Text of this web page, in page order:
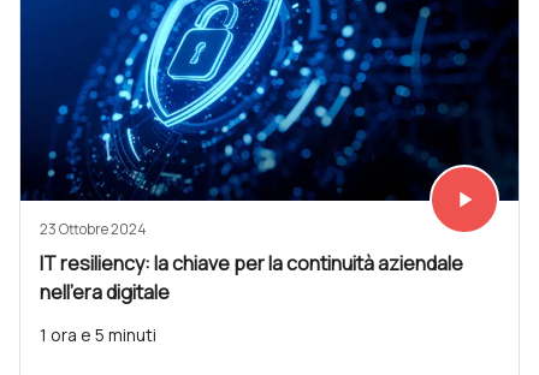
Vedi subito
play_arrow
23 Ottobre 2024
IT resiliency: la chiave per la continuità aziendale
nell’era digitale
1 ora e 5 minuti